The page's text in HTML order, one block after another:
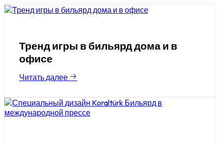
Тренд игры в бильярд дома и в
офисе
Читать далее